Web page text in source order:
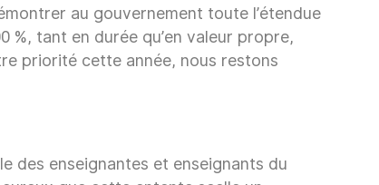
au gouvernement toute l’étendue
%, tant en durée qu’en valeur propre,
priorité cette année, nous restons
des enseignantes et enseignants du